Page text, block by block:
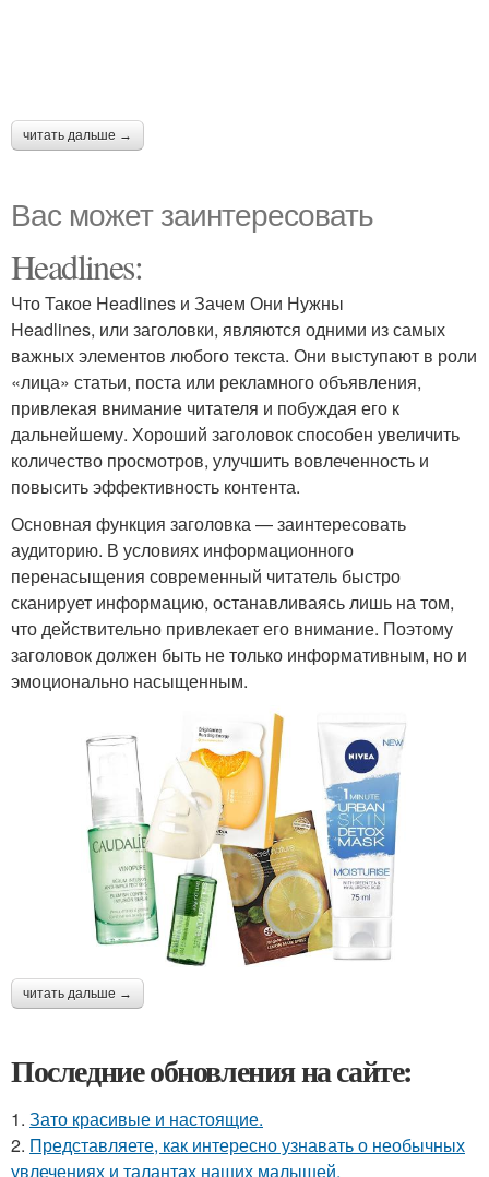
читать дальше →
Вас может заинтересовать
Headlines:
Что Такое Headlines и Зачем Они Нужны
Headlines, или заголовки, являются одними из самых
важных элементов любого текста. Они выступают в роли
«лица» статьи, поста или рекламного объявления,
привлекая внимание читателя и побуждая его к
дальнейшему. Хороший заголовок способен увеличить
количество просмотров, улучшить вовлеченность и
повысить эффективность контента.
Основная функция заголовка — заинтересовать
аудиторию. В условиях информационного
перенасыщения современный читатель быстро
сканирует информацию, останавливаясь лишь на том,
что действительно привлекает его внимание. Поэтому
заголовок должен быть не только информативным, но и
эмоционально насыщенным.
читать дальше →
Последние обновления на сайте:
1. Зато красивые и настоящие.
2. Представляете, как интересно узнавать о необычных
увлечениях и талантах наших малышей.